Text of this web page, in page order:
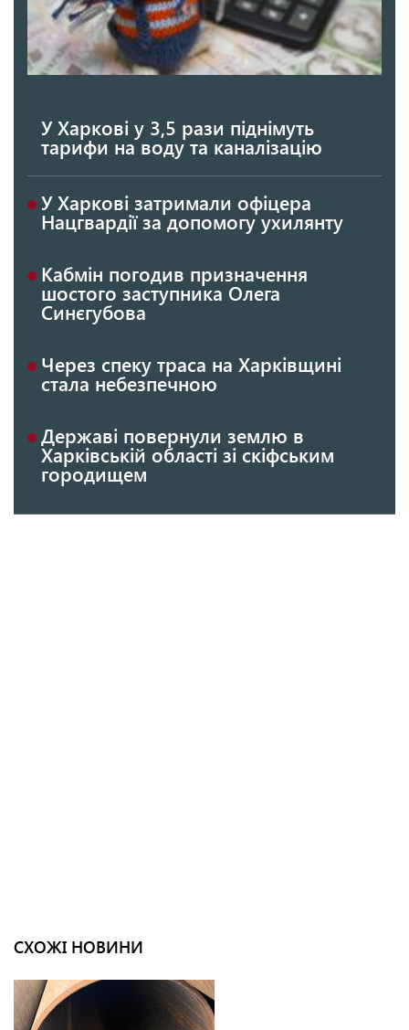
У Харкові у 3,5 рази піднімуть
тарифи на воду та каналізацію
У Харкові затримали офіцера
Нацгвардії за допомогу ухилянту
Кабмін погодив призначення
шостого заступника Олега
Синєгубова
Через спеку траса на Харківщині
стала небезпечною
Державі повернули землю в
Харківській області зі скіфським
городищем
СХОЖІ НОВИНИ